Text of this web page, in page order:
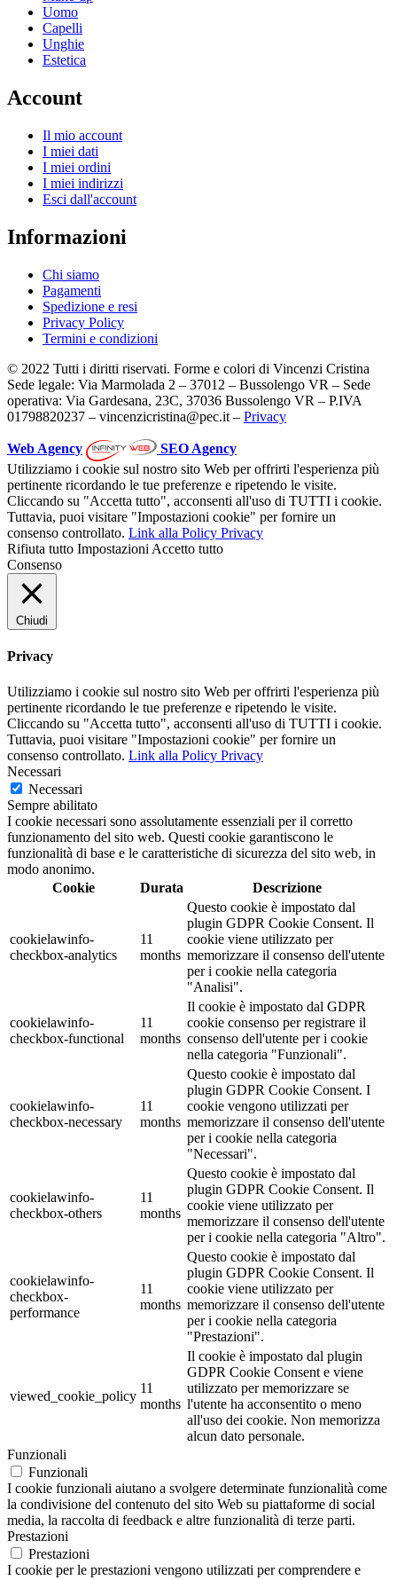
Uomo
Capelli
Unghie
Estetica
Account
Il mio account
I miei dati
I miei ordini
I miei indirizzi
Esci dall'account
Informazioni
Chi siamo
Pagamenti
Spedizione e resi
Privacy Policy
Termini e condizioni
© 2022 Tutti i diritti riservati. Forme e colori di Vincenzi Cristina
Sede legale: Via Marmolada 2 – 37012 – Bussolengo VR – Sede
operativa: Via Gardesana, 23C, 37036 Bussolengo VR – P.IVA
01798820237 – vincenzicristina@pec.it – Privacy
Web Agency
SEO Agency
Utilizziamo i cookie sul nostro sito Web per offrirti l'esperienza più
pertinente ricordando le tue preferenze e ripetendo le visite.
Cliccando su "Accetta tutto", acconsenti all'uso di TUTTI i cookie.
Tuttavia, puoi visitare "Impostazioni cookie" per fornire un
consenso controllato. Link alla Policy Privacy
Rifiuta tutto Impostazioni Accetto tutto
Consenso
Chiudi
Privacy
Utilizziamo i cookie sul nostro sito Web per offrirti l'esperienza più
pertinente ricordando le tue preferenze e ripetendo le visite.
Cliccando su "Accetta tutto", acconsenti all'uso di TUTTI i cookie.
Tuttavia, puoi visitare "Impostazioni cookie" per fornire un
consenso controllato. Link alla Policy Privacy
Necessari
Necessari
Sempre abilitato
I cookie necessari sono assolutamente essenziali per il corretto
funzionamento del sito web. Questi cookie garantiscono le
funzionalità di base e le caratteristiche di sicurezza del sito web, in
modo anonimo.
Cookie
Durata Descrizione
cookielawinfo-
checkbox-analytics
11
months
Questo cookie è impostato dal
plugin GDPR Cookie Consent. Il
cookie viene utilizzato per
memorizzare il consenso dell'utente
per i cookie nella categoria
"Analisi".
cookielawinfo-
checkbox-functional
11
months
Il cookie è impostato dal GDPR
cookie consenso per registrare il
consenso dell'utente per i cookie
nella categoria "Funzionali".
cookielawinfo-
checkbox-necessary
11
months
Questo cookie è impostato dal
plugin GDPR Cookie Consent. I
cookie vengono utilizzati per
memorizzare il consenso dell'utente
per i cookie nella categoria
"Necessari".
cookielawinfo-
checkbox-others
11
months
Questo cookie è impostato dal
plugin GDPR Cookie Consent. Il
cookie viene utilizzato per
memorizzare il consenso dell'utente
per i cookie nella categoria "Altro".
cookielawinfo-
checkbox-
performance
11
months
Questo cookie è impostato dal
plugin GDPR Cookie Consent. Il
cookie viene utilizzato per
memorizzare il consenso dell'utente
per i cookie nella categoria
"Prestazioni".
viewed_cookie_policy
11
months
Il cookie è impostato dal plugin
GDPR Cookie Consent e viene
utilizzato per memorizzare se
l'utente ha acconsentito o meno
all'uso dei cookie. Non memorizza
alcun dato personale.
Funzionali
Funzionali
I cookie funzionali aiutano a svolgere determinate funzionalità come
la condivisione del contenuto del sito Web su piattaforme di social
media, la raccolta di feedback e altre funzionalità di terze parti.
Prestazioni
Prestazioni
I cookie per le prestazioni vengono utilizzati per comprendere e